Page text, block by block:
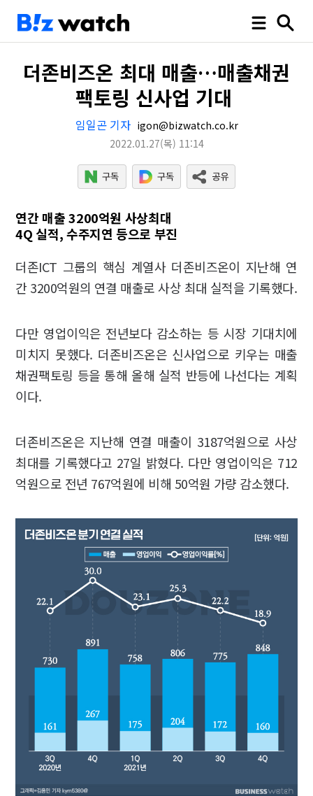
더존비즈온 최대 매출…매출채권
팩토링 신사업 기대
임일곤 기자 igon@bizwatch.co.kr
2022.01.27(목) 11:14
연간 매출 3200억원 사상최대
4Q 실적, 수주지연 등으로 부진
더존ICT 그룹의 핵심 계열사 더존비즈온이 지난해 연
간 3200억원의 연결 매출로 사상 최대 실적을 기록했다.
다만 영업이익은 전년보다 감소하는 등 시장 기대치에
미치지 못했다. 더존비즈온은 신사업으로 키우는 매출
채권팩토링 등을 통해 올해 실적 반등에 나선다는 계획
이다.
더존비즈온은 지난해 연결 매출이 3187억원으로 사상
최대를 기록했다고 27일 밝혔다. 다만 영업이익은 712
억원으로 전년 767억원에 비해 50억원 가량 감소했다.